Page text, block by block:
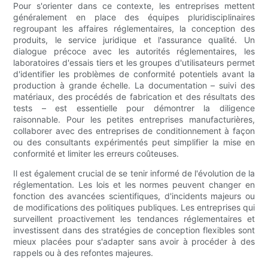
Pour s'orienter dans ce contexte, les entreprises mettent
généralement en place des équipes pluridisciplinaires
regroupant les affaires réglementaires, la conception des
produits, le service juridique et l'assurance qualité. Un
dialogue précoce avec les autorités réglementaires, les
laboratoires d'essais tiers et les groupes d'utilisateurs permet
d'identifier les problèmes de conformité potentiels avant la
production à grande échelle. La documentation – suivi des
matériaux, des procédés de fabrication et des résultats des
tests – est essentielle pour démontrer la diligence
raisonnable. Pour les petites entreprises manufacturières,
collaborer avec des entreprises de conditionnement à façon
ou des consultants expérimentés peut simplifier la mise en
conformité et limiter les erreurs coûteuses.
Il est également crucial de se tenir informé de l'évolution de la
réglementation. Les lois et les normes peuvent changer en
fonction des avancées scientifiques, d'incidents majeurs ou
de modifications des politiques publiques. Les entreprises qui
surveillent proactivement les tendances réglementaires et
investissent dans des stratégies de conception flexibles sont
mieux placées pour s'adapter sans avoir à procéder à des
rappels ou à des refontes majeures.